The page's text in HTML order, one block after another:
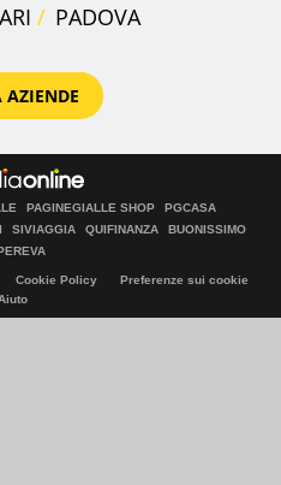
PADOVA
AZIENDE
PAGINEGIALLE SHOP
PGCASA
SIVIAGGIA QUIFINANZA
BUONISSIMO
Cookie Policy
Preferenze sui cookie